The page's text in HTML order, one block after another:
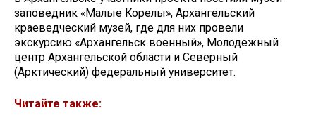
заповедник «Малые Корелы», Архангельский
краеведческий музей, где для них провели
экскурсию «Архангельск военный», Молодежный
центр Архангельской области и Северный
(Арктический) федеральный университет.
Читайте также: